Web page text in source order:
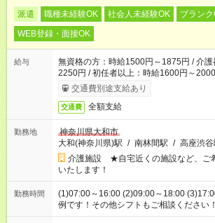
派遣 職種未経験OK 社会人未経験OK
ブラン
WEB登録・面接OK
給与
無資格の方：時給1500円～1875円 / 介
2250円 / 初任者以上：時給1600円～
日収例：1万2000円（時給1500円×8h）
交通費別途支給あり
交通費 全額支給
勤務地
神奈川県大和市
大和(神奈川県)駅 / 南林間駅 / 高座渋谷
介護施設 ★自宅近くの施設など、ご
いたします！
勤務時間
(1)07:00～16:00 (2)09:00～18:00 (3)17:00～
例です！その他シフトもご相談ください！